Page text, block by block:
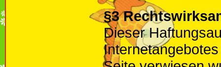
§3
Dieser